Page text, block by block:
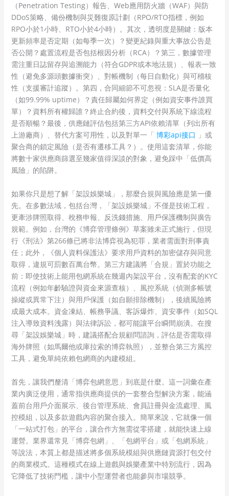
（Penetration Testing）報告、Web應用防火牆（WAF）與防
DDoS策略、備份機制與災難復原計劃（RPO/RTO指標，例如
RPO小於1小時、RTO小於4小時）。其次，透明度是關鍵：版本
更新頻率是否定期（如每季一次）？變更紀錄與重大事故公告是
否公開？處置流程是否包括根因分析（RCA）？第三，數據管理
需注重日誌留存與追溯能力（符合GDPR或本地法規）、報表一致
性（避免多源頭數據衝突）、對帳機制（每日自動化）與可稽核
性（支援審計追蹤）。第四，合同細節不可忽視：SLA是否量化
（如99.99% uptime）？責任歸屬如何界定（例如資安事件誰買
單）？資料所有權歸誰？終止合約後，資料交付與系統下線流程
是否順暢？最後，供應鏈評估包括第三方API依賴清單（列出所有
上游廠商）、替代方案可用性，以及對單一「 博彩api接口 」或
聚合商的鎖定風險（是否有遷移工具？）。使用這套清單，你能
將數十家供應商篩選至幾家值得深談的對象，避免踩中「低價高
風險」的陷阱。
如果你只是想了解「架設娛樂城」，那麼合規與風險應是第一優
先。在多數法域，包括台灣，「架設娛樂城」不僅是技術工程，
更牽涉牌照取得、稅務申報、反洗錢措施、用戶保護機制與廣告
規範。例如，台灣的《博弈管理條例》草案雖未正式施行，但現
行《刑法》第266條已將非法博弈視為犯罪，業者需面對刑事責
任；此外，《個人資料保護法》要求用戶資料的加密儲存與同意
取得，違規可罰數百萬台幣。第三方建議將「合規」置於功能之
前：即使技術上能用包網系統在幾週內架設平台，沒有配套的KYC
流程（例如年齡驗證與資金來源查核）、風控系統（偵測多帳號
操縱或異常下注）與用戶保護（如自願排除機制），後續風險將
成最大成本。資金凍結、帳務爭議、客訴爆炸、資安事件（如SQL
注入導致資料洩露）與法律訴訟，都可能讓平台瞬間崩潰。在搜
尋「架設娛樂城」時，建議搭配合規顧問諮詢，評估是否需取得
海外牌照（如馬爾他或庫拉索的博弈執照），並整合第三方風控
工具，避免單純依賴包網商的內建模組。
首先，讓我們釐清「博弈包網意思」到底是什麼。這一詞彙在產
業內廣泛使用，通常指供應商提供的一套整合型解決方案，能涵
蓋前台用戶介面展示、後台管理系統、會員註冊與金流處理、風
控模組，以及多款遊戲內容的聚合接入。簡單來說，它就像一個
「一站式打包」的平台，讓合作方無需從零搭建，就能快速上線
運營。業界還常見「博弈包網」、「包網平台」或「包網系統」
等說法，本質上都是描述將多個系統模組與供應鏈資源打包交付
的商業模式。這種模式在線上遊戲與娛樂產業中特別流行，因為
它降低了技術門檻，讓中小型運營者也能參與市場競爭。